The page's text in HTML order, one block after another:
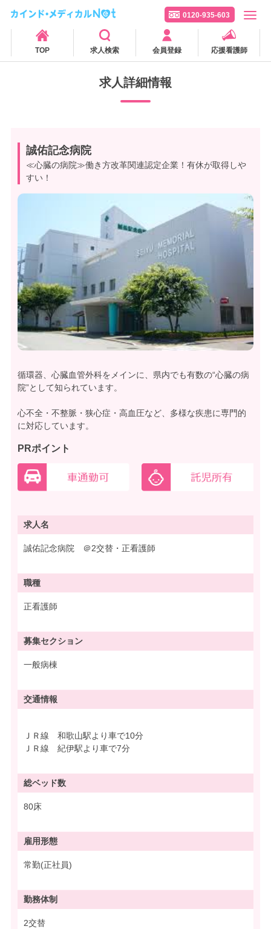
0120-935-603
TOP 求人検索 会員登録 応援看護師
求人詳細情報
誠佑記念病院
≪心臓の病院≫働き方改革関連認定企業！有休が取得しや
すい！
循環器、心臓血管外科をメインに、県内でも有数の“心臓の病
院”として知られています。
心不全・不整脈・狭心症・高血圧など、多様な疾患に専門的
に対応しています。
PRポイント
求人名
誠佑記念病院 ＠2交替・正看護師
職種
正看護師
募集セクション
一般病棟
交通情報
ＪＲ線 和歌山駅より車で10分
ＪＲ線 紀伊駅より車で7分
総ベッド数
80床
雇用形態
常勤(正社員)
勤務体制
2交替